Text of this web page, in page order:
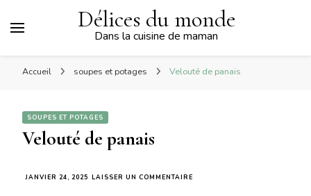
Délices du monde
Dans la cuisine de maman
Accueil soupes et potages Velouté de panais
SOUPES ET POTAGES
Velouté de panais
JANVIER 24, 2025 LAISSER UN COMMENTAIRE